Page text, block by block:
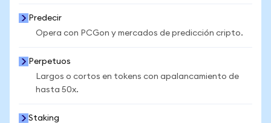
Predecir
Opera con PCGon y mercados de predicción cripto.
Perpetuos
Largos o cortos en tokens con apalancamiento de
hasta 50x.
Staking